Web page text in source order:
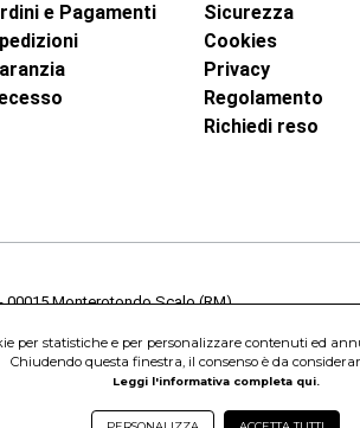
e Pagamenti
Sicurezza
Cookies
Privacy
Regolamento
Richiedi reso
00015 Monterotondo Scalo (RM)
1.600.000,00 Euro i.v. Iscritto al Registro
Scalo (RM) - Telefono:06.90095358
per statistiche e per personalizzare contenuti ed
Chiudendo questa finestra, il consenso è da
Leggi l'informativa completa qui.